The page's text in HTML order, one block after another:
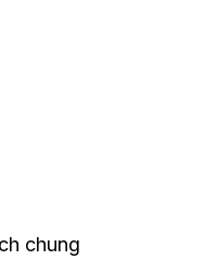
chung